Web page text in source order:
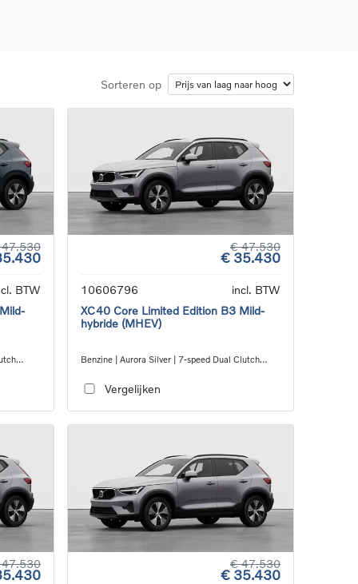
Sorteren op
BTW
€ 47.530
€ 35.430
10606796
incl. BTW
XC40 Core Limited Edition B3 Mild-
hybride (MHEV)
Benzine | Aurora Silver | 7-speed Dual Clutch
Vergelijken
€ 47.530
€ 35.430